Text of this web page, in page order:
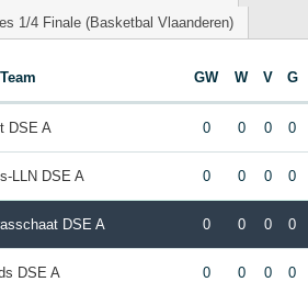
1/4 Finale (Basketbal Vlaanderen)
Team GW W V G
DSE A 0 0 0 0
LLN DSE A 0 0 0 0
DSE A 0 0 0 0
DSE A 0 0 0 0